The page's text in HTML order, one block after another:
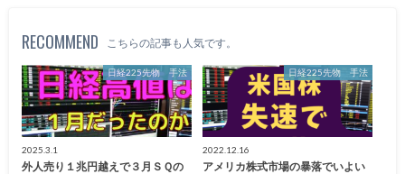
RECOMMEND こちらの記事も人気です。
日経225先物 手法
2025.3.1
外人売り１兆円越えで３月ＳＱの
日経225先物 手法
2022.12.16
アメリカ株式市場の暴落でいよい